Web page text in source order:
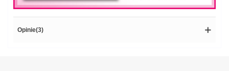
Opinie(3)